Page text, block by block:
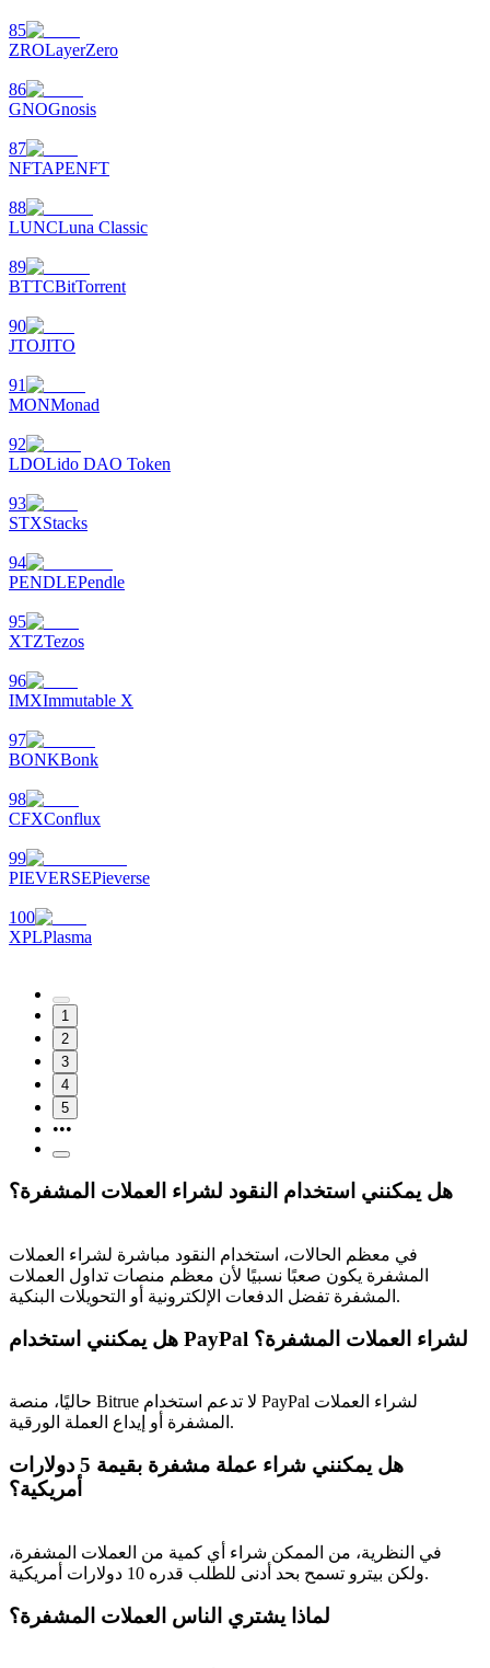
85
ZROLayerZero
86
GNOGnosis
87
NFTAPENFT
88
LUNCLuna Classic
89
BTTCBitTorrent
90
JTOJITO
91
MONMonad
92
LDOLido DAO Token
93
STXStacks
94
PENDLEPendle
95
XTZTezos
96
IMXImmutable X
97
BONKBonk
98
CFXConflux
99
PIEVERSEPieverse
100
XPLPlasma
1
2
3
4
5
•••
هل يمكنني استخدام النقود لشراء العملات المشفرة؟
في معظم الحالات، استخدام النقود مباشرة لشراء العملات
المشفرة يكون صعبًا نسبيًا لأن معظم منصات تداول العملات
المشفرة تفضل الدفعات الإلكترونية أو التحويلات البنكية.
هل يمكنني استخدام PayPal لشراء العملات المشفرة؟
حاليًا، منصة Bitrue لا تدعم استخدام PayPal لشراء العملات
المشفرة أو إيداع العملة الورقية.
هل يمكنني شراء عملة مشفرة بقيمة 5 دولارات
أمريكية؟
في النظرية، من الممكن شراء أي كمية من العملات المشفرة،
ولكن بيترو تسمح بحد أدنى للطلب قدره 10 دولارات أمريكية.
لماذا يشتري الناس العملات المشفرة؟